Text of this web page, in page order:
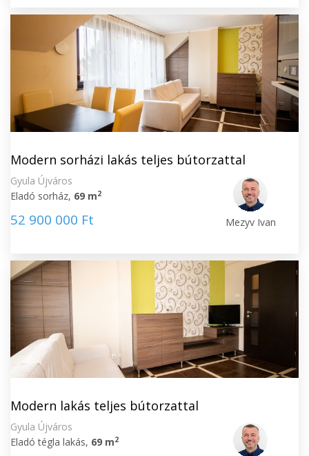
Modern sorházi lakás teljes bútorzattal
Gyula Újváros
Eladó sorház, 69 m2
52 900 000 Ft Mezyv Ivan
Modern lakás teljes bútorzattal
Gyula Újváros
Eladó tégla lakás, 69 m2